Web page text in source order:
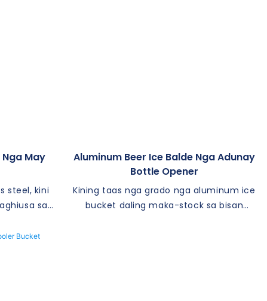
May
steel, kini
sa
usa ka
nga balde
Aluminum Beer Ice Balde Nga Adunay
Bottle Opener
Kining taas nga grado nga aluminum ice
bucket daling maka-stock sa bisan